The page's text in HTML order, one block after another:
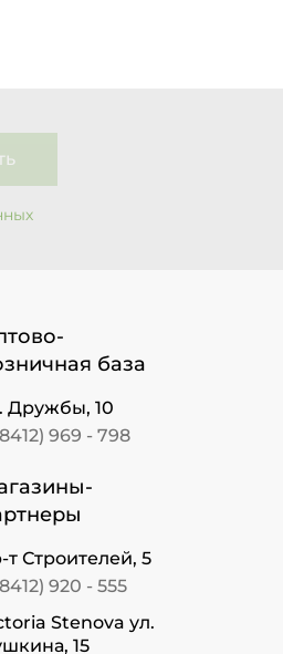
база
Дружбы, 10
969 - 798
т Строителей, 5
920 - 555
Stenova ул.
15